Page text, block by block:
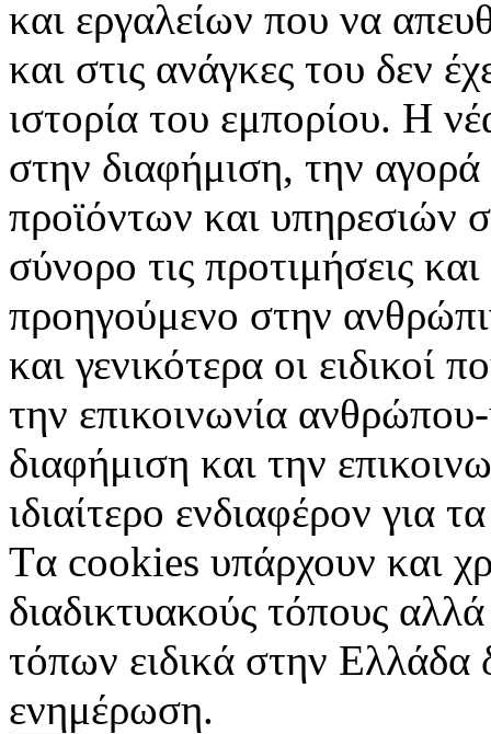
και εργαλείων που να
και στις ανάγκες του δεν
ιστορία του εμπορίου. Η
στην διαφήμιση, την
προϊόντων και υπηρεσιών
σύνορο τις προτιμήσεις
προηγούμενο στην
και γενικότερα οι ειδικοί
την επικοινωνία
διαφήμιση και την
ιδιαίτερο ενδιαφέρον για
Tα cookies υπάρχουν και
διαδικτυακούς τόπους
τόπων ειδικά στην Ελλάδα
ενημέρωση.